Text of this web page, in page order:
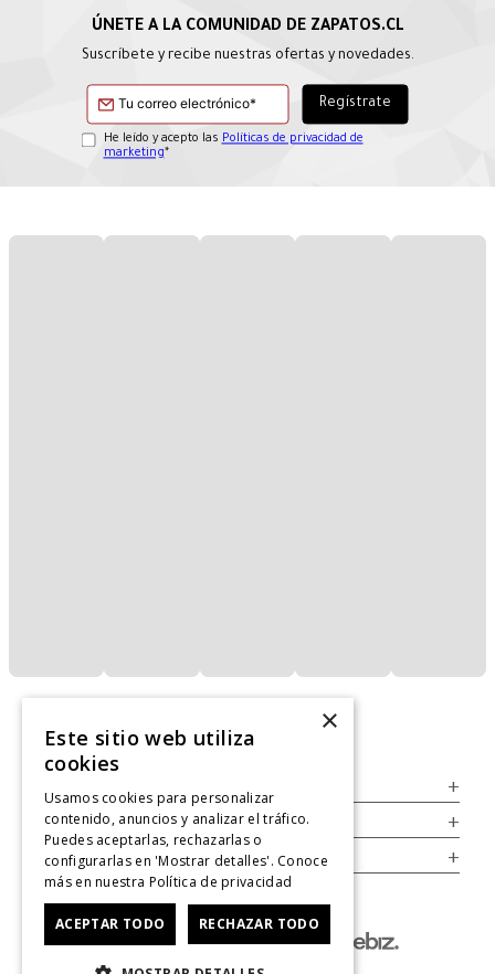
Suscríbete y recibe nuestras ofertas y novedades.
He leído y acepto las Políticas de privacidad de
marketing*
+
Legal +
Cuenta +
×
Este sitio web utiliza
cookies
Usamos cookies para personalizar
contenido, anuncios y analizar el tráfico.
Puedes aceptarlas, rechazarlas o
configurarlas en 'Mostrar detalles'. Conoce
más en nuestra Política de privacidad
ACEPTAR TODO RECHAZAR TODO